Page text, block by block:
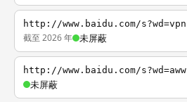
http://www.baidu.com/s?wd=vpn
截至 2026 年 未屏蔽
http://www.baidu.com/s?wd=aww
未屏蔽